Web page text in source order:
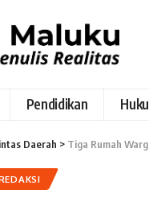
Pendidikan
Daerah > Tiga Rumah